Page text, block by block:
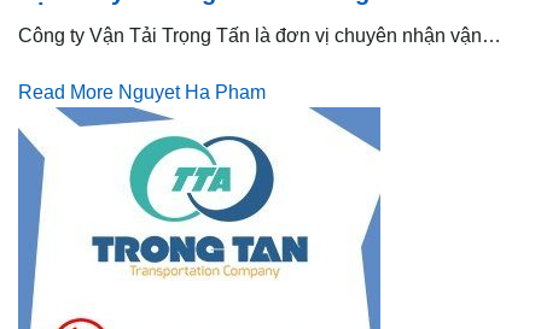
Công ty Vận Tải Trọng Tấn là đơn vị chuyên nhận vận…
Read More Nguyet Ha Pham